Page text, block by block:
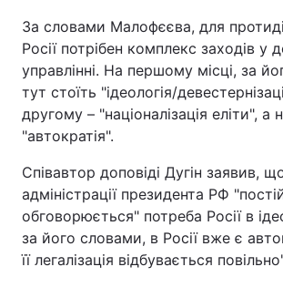
За словами Малофєєва, для
Росії потрібен комплекс заходів у
управлінні. На першому місці, за
тут стоїть "ідеологія/
другому – "націоналізація еліти", а
"автократія".
Співавтор доповіді Дугін заявив,
адміністрації президента РФ
обговорюється" потреба Росії в
за його словами, в Росії вже є
її легалізація відбувається